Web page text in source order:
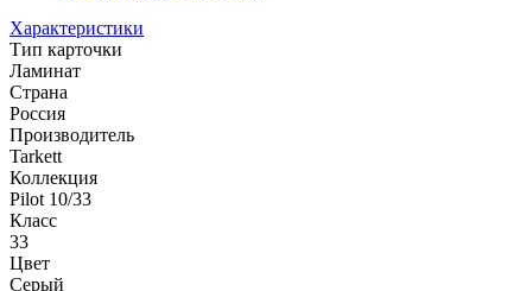
Характеристики
Тип карточки
Ламинат
Страна
Россия
Производитель
Tarkett
Коллекция
Pilot 10/33
Класс
33
Цвет
Серый